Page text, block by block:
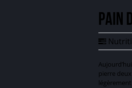
Pain
pierre